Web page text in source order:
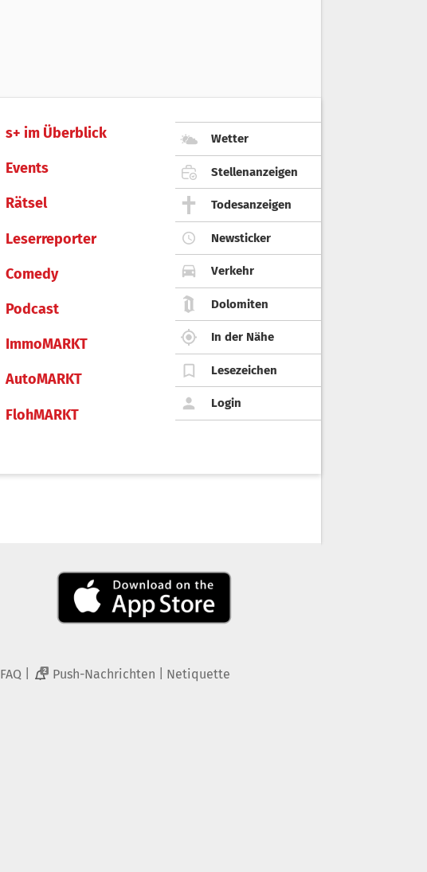
s+ im Überblick
Events
Rätsel
Leserreporter
Comedy
Podcast
ImmoMARKT
AutoMARKT
FlohMARKT
Wetter
Stellenanzeigen
Todesanzeigen
Newsticker
Verkehr
Dolomiten
In der Nähe
Lesezeichen
Login
FAQ 2 Push-Nachrichten Netiquette